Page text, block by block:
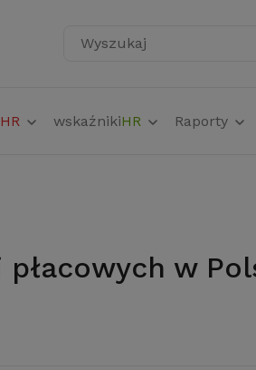
Wyszukaj
HR wskaźnikiHR Raporty